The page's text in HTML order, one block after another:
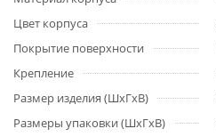
Цвет корпуса
Покрытие поверхности
Крепление
Размер изделия (ШхГхВ)
Размеры упаковки (ШхГхВ)